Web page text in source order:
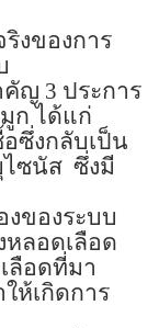
งของการ
คัญ 3 ประการ
ก ได้แก่
อซึ่งกลับเป็น
ไซนัส ซึ่งมี
ของระบบ
ลอดเลือด
ลือดที่มา
ห้เกิดการ